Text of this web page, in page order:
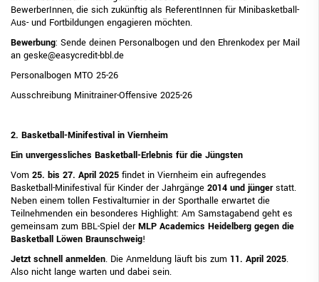
BewerberInnen, die sich zukünftig als ReferentInnen für Minibasketball-
Aus- und Fortbildungen engagieren möchten.
Bewerbung: Sende deinen Personalbogen und den Ehrenkodex per Mail
an geske@easycredit-bbl.de
Personalbogen MTO 25-26
Ausschreibung Minitrainer-Offensive 2025-26
2. Basketball-Minifestival in Viernheim
Ein unvergessliches Basketball-Erlebnis für die Jüngsten
Vom 25. bis 27. April 2025 findet in Viernheim ein aufregendes
Basketball-Minifestival für Kinder der Jahrgänge 2014 und jüngerstatt.
Neben einem tollen Festivalturnier in der Sporthalle erwartet die
Teilnehmenden ein besonderes Highlight: Am Samstagabend geht es
gemeinsam zum BBL-Spiel derMLP Academics Heidelberg gegen die
Basketball Löwen Braunschweig!
Jetzt schnell anmelden. Die Anmeldung läuft bis zum 11. April 2025.
Also nicht lange warten und dabei sein.